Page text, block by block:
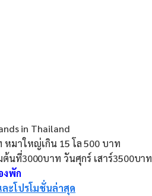
in Thailand
มาใหญ่เกิน 15 โล 500 บาท
นที่3000บาท วันศุกร์ เสาร์3500บาท
งพัก
ะโปรโมชั่นล่าสุด